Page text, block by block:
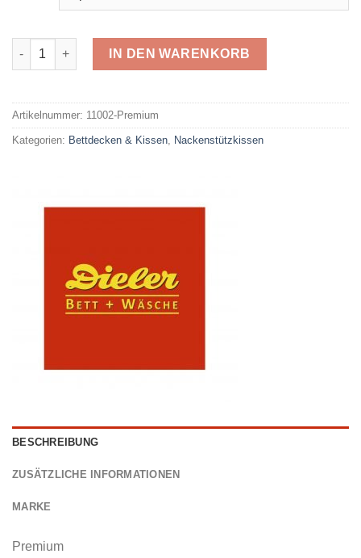
Nackenstützkissen Premium Menge
IN DEN WARENKORB
Artikelnummer: 11002-Premium
Kategorien: Bettdecken & Kissen Nackenstützkissen
BESCHREIBUNG
ZUSÄTZLICHE INFORMATIONEN
MARKE
Premium